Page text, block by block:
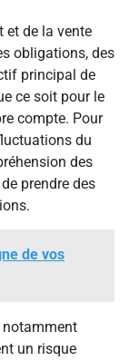
et de la vente
obligations, des
principal de
ce soit pour le
compte. Pour
du
des
prendre des
de vos
notamment
un risque